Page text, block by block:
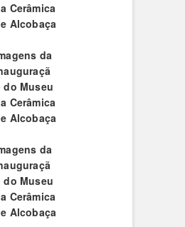
Cerâmica
Alcobaça
da
do Museu
Cerâmica
Alcobaça
da
do Museu
Cerâmica
Alcobaça